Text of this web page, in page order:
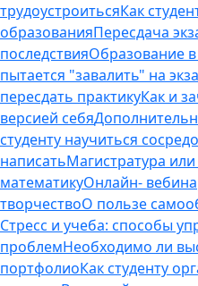
трудоустроитьсяКак
образованияПересдача
последствияОбразование
пытается "завалить" на
пересдать практикуКак и
версией себя
студенту научиться
написатьМагистратура
математикуОнлайн-
творчествоО пользе
Стресс и учеба: способы
проблемНеобходимо ли
портфолиоКак студенту